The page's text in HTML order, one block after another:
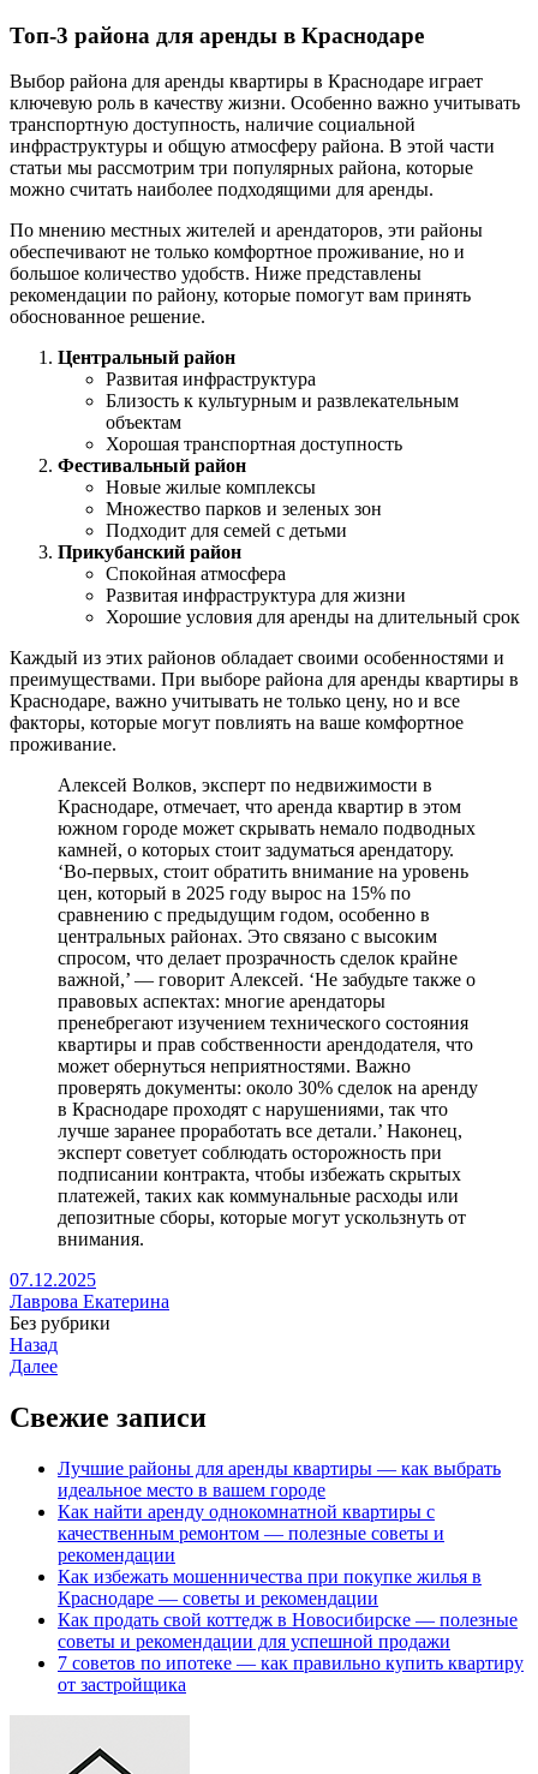
Топ-3 района для аренды в Краснодаре
Выбор района для аренды квартиры в Краснодаре играет
ключевую роль в качеству жизни. Особенно важно учитывать
транспортную доступность, наличие социальной
инфраструктуры и общую атмосферу района. В этой части
статьи мы рассмотрим три популярных района, которые
можно считать наиболее подходящими для аренды.
По мнению местных жителей и арендаторов, эти районы
обеспечивают не только комфортное проживание, но и
большое количество удобств. Ниже представлены
рекомендации по району, которые помогут вам принять
обоснованное решение.
Центральный район
Развитая инфраструктура
Близость к культурным и развлекательным
объектам
Хорошая транспортная доступность
Фестивальный район
Новые жилые комплексы
Множество парков и зеленых зон
Подходит для семей с детьми
Прикубанский район
Спокойная атмосфера
Развитая инфраструктура для жизни
Хорошие условия для аренды на длительный срок
Каждый из этих районов обладает своими особенностями и
преимуществами. При выборе района для аренды квартиры в
Краснодаре, важно учитывать не только цену, но и все
факторы, которые могут повлиять на ваше комфортное
проживание.
Алексей Волков, эксперт по недвижимости в
Краснодаре, отмечает, что аренда квартир в этом
южном городе может скрывать немало подводных
камней, о которых стоит задуматься арендатору.
‘Во-первых, стоит обратить внимание на уровень
цен, который в 2025 году вырос на 15% по
сравнению с предыдущим годом, особенно в
центральных районах. Это связано с высоким
спросом, что делает прозрачность сделок крайне
важной,’ — говорит Алексей. ‘Не забудьте также о
правовых аспектах: многие арендаторы
пренебрегают изучением технического состояния
квартиры и прав собственности арендодателя, что
может обернуться неприятностями. Важно
проверять документы: около 30% сделок на аренду
в Краснодаре проходят с нарушениями, так что
лучше заранее проработать все детали.’ Наконец,
эксперт советует соблюдать осторожность при
подписании контракта, чтобы избежать скрытых
платежей, таких как коммунальные расходы или
депозитные сборы, которые могут ускользнуть от
внимания.
07.12.2025
Лаврова Екатерина
Без рубрики
Назад
Далее
Свежие записи
Лучшие районы для аренды квартиры — как выбрать
идеальное место в вашем городе
Как найти аренду однокомнатной квартиры с
качественным ремонтом — полезные советы и
рекомендации
Как избежать мошенничества при покупке жилья в
Краснодаре — советы и рекомендации
Как продать свой коттедж в Новосибирске — полезные
советы и рекомендации для успешной продажи
7 советов по ипотеке — как правильно купить квартиру
от застройщика